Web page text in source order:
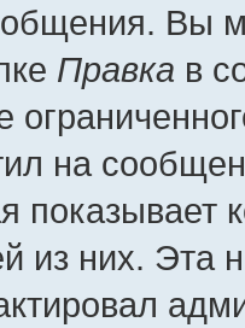
Вы
Правка в
на
показывает
из них. Эта